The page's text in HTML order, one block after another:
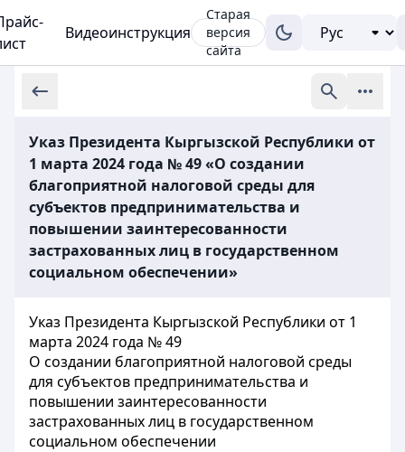
Видеоинструкция
Старая
версия
сайта
Указ Президента Кыргызской Республики от
1 марта 2024 года № 49 «О создании
благоприятной налоговой среды для
субъектов предпринимательства и
повышении заинтересованности
застрахованных лиц в государственном
социальном обеспечении»
Указ Президента Кыргызской Республики от 1
марта 2024 года № 49
О создании благоприятной налоговой среды
для субъектов предпринимательства и
повышении заинтересованности
застрахованных лиц в государственном
социальном обеспечении